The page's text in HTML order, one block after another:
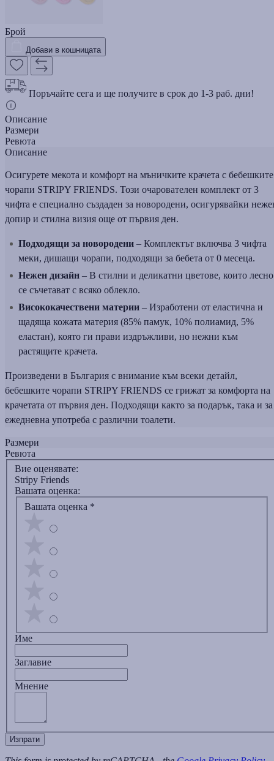
Брой
Добави в кошницата
Поръчайте сега и ще получите в срок до 1-3 раб. дни!
Описание
Размери
Ревюта
Описание
Осигурете мекота и комфорт на мъничките крачета с бебешките
чорапи STRIPY FRIENDS. Този очарователен комплект от 3
чифта е специално създаден за новородени, осигурявайки
допир и стилна визия още от първия ден.
Подходящи за новородени – Комплектът включва 3 чифта
меки, дишащи чорапи, подходящи за бебета от 0 месеца.
Нежен дизайн – В стилни и деликатни цветове, които лесно
се съчетават с всяко облекло.
Висококачествени материи – Изработени от еластична и
щадяща кожата материя (85% памук, 10% полиамид, 5%
еластан), която ги прави издръжливи, но нежни към
растящите крачета.
Произведени в България с внимание към всеки детайл,
бебешките чорапи STRIPY FRIENDS се грижат за комфорта на
крачетата от първия ден. Подходящи както за подарък, така и за
ежедневна употреба с различни тоалети.
Размери
Ревюта
Вие оценявате:
Stripy Friends
Вашата оценка:
Вашата оценка *
Име
Заглавиe
Мнение
Изпрати